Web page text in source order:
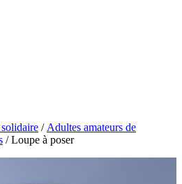
/ Adultes amateurs de
/ Loupe à poser